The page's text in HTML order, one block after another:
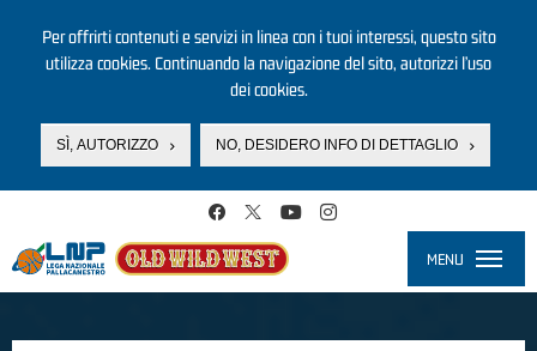
Per offrirti contenuti e servizi in linea con i tuoi interessi, questo sito
utilizza cookies. Continuando la navigazione del sito, autorizzi l’uso
dei cookies.
SÌ, AUTORIZZO NO, DESIDERO INFO DI DETTAGLIO
MENU